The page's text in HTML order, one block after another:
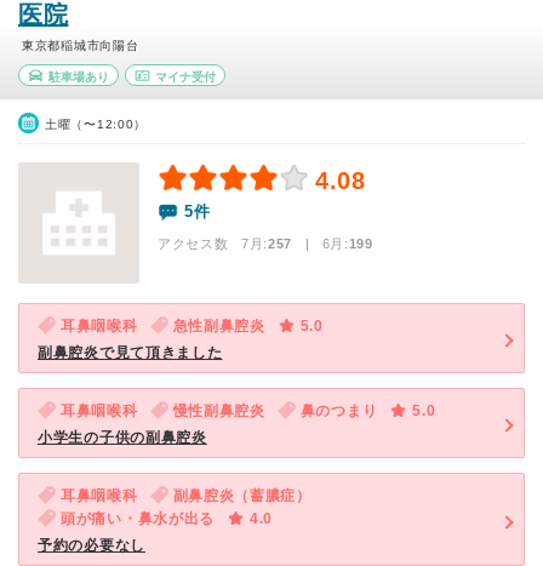
医院
東京都稲城市向陽台
駐車場あり マイナ受付
土曜（〜12:00）
4.08
5件
アクセス数 7月:257 | 6月:199
耳鼻咽喉科 急性副鼻腔炎
5.0
副鼻腔炎で見て頂きました
耳鼻咽喉科 慢性副鼻腔炎 鼻のつまり
5.0
小学生の子供の副鼻腔炎
耳鼻咽喉科
副鼻腔炎（蓄膿症）
頭が痛い・鼻水が出る
4.0
予約の必要なし